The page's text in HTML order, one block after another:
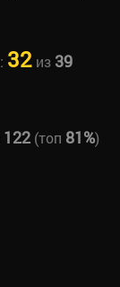
32из 39
122(топ 81%)